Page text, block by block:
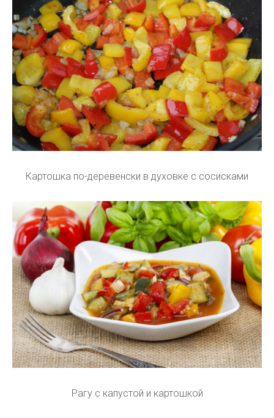
Картошка по-деревенски в духовке с сосисками
Рагу с капустой и картошкой